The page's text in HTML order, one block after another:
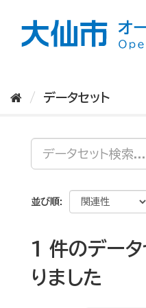
データセット
並び順
1 件のデータ
りました